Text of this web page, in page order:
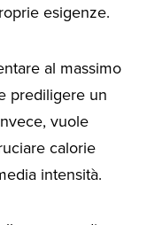
esigenze.
al massimo
prediligere un
vuole
calorie
intensità.